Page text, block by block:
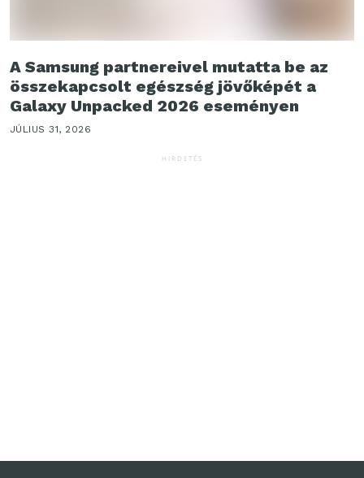
A Samsung partnereivel mutatta be az
összekapcsolt egészség jövőképét a
Galaxy Unpacked 2026 eseményen
JÚLIUS 31, 2026
HIRDETÉS